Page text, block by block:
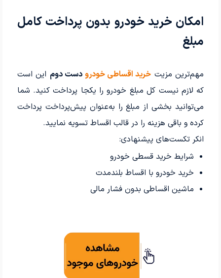
امکان خرید خودرو بدون پرداخت کامل
مبلغ
مهم‌ترین مزیت خرید اقساطی خودرو دست دوم این است
که لازم نیست کل مبلغ خودرو را یکجا پرداخت کنید. شما
می‌توانید بخشی از مبلغ را به‌عنوان پیش‌پرداخت پرداخت
کرده و باقی هزینه را در قالب اقساط تسویه نمایید.
انکر تکست‌های پیشنهادی:
شرایط خرید قسطی خودرو
خرید خودرو با اقساط بلندمدت
ماشین اقساطی بدون فشار مالی